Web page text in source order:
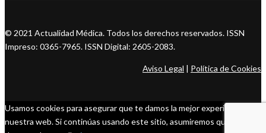
© 2021 Actualidad Médica. Todos los derechos reservados. ISSN
Impreso: 0365-7965. ISSN Digital: 2605-2083.
Aviso Legal | Política de Cookies
Usamos cookies para asegurar que te damos la mejor experiencia en
nuestra web. Si continúas usando este sitio, asumiremos que estás